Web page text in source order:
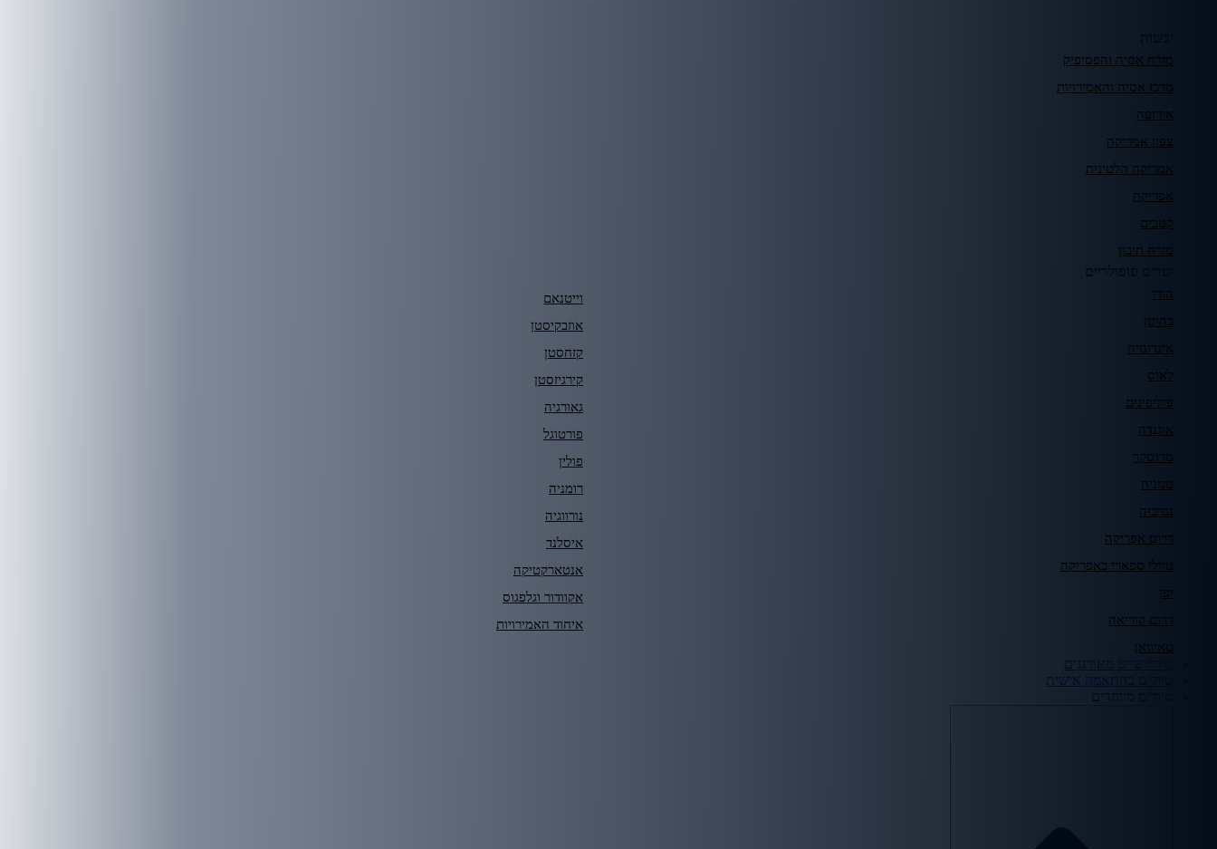
מזרח אסיה והפסיפיק
מרכז אסיה והאמירויות
אירופה
צפון אמריקה
אמריקה הלטינית
אפריקה
קטבים
מזרח תיכון
הודו
בהוטן
אינדונזיה
לאוס
פיליפינים
אוגנדה
מדגסקר
טנזניה
נמיביה
דרום אפריקה
טיולי ספארי באפריקה
יפן
דרום קוריאה
טאיוואן
וייטנאם
אוזבקיסטן
קזחסטן
קירגיזסטן
גאורגיה
פורטוגל
פולין
רומניה
נורווגיה
איסלנד
אנטארקטיקה
אקוודור וגלפגוס
איחוד האמירויות
טיולים בהתאמה אישית